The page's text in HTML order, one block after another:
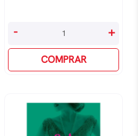
Daisy
Six
Uma
HistÓria
- +
COMPRAR